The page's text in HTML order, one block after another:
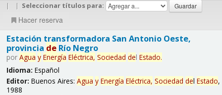
| | Seleccionar títulos para:
Hacer reserva
Estación transformadora San Antonio Oeste,
provincia deRío Negro
por Agua y Energía Eléctrica, Sociedad del Estado.
Idioma: Español
Editor: Buenos Aires: Agua y Energía Eléctrica, Sociedad del Estado,
1988